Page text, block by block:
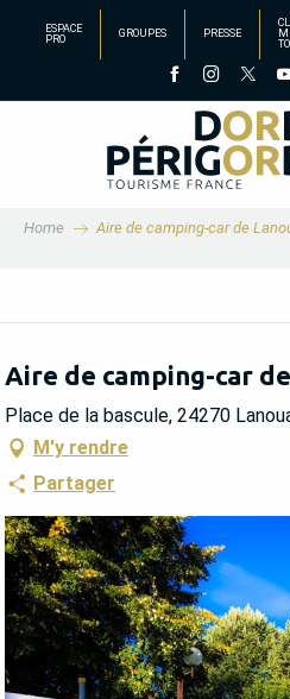
principal
ESPACE
PRO
GROUPES PRESSE
Home Aire de camping-car de
Aire de camping-car
Place de la bascule, 24270
M'y rendre
Partager